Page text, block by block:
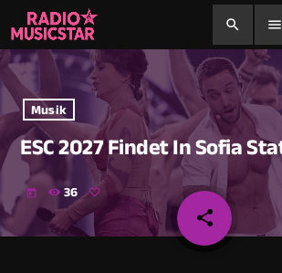
search menu
Musik
ESC 2027 Findet In Sofia
today 36
share
email